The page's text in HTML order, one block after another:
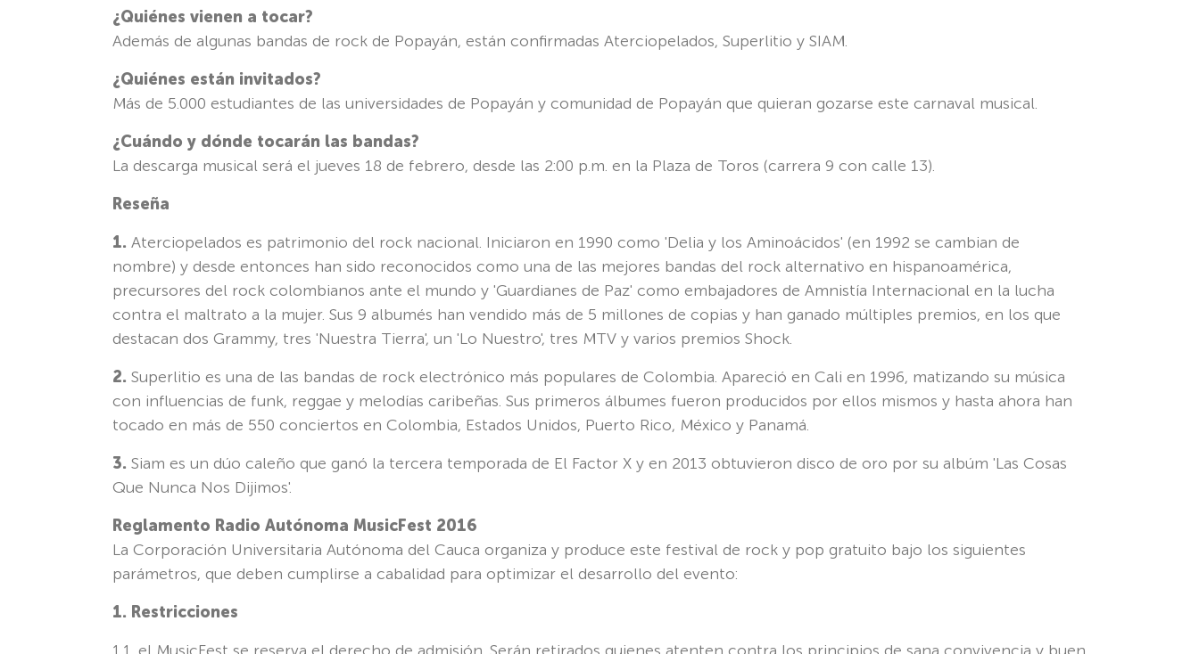
¿Quiénes vienen a tocar?
Además de algunas bandas de rock de Popayán, están confirmadas Aterciopelados, Superlitio y SIAM.
¿Quiénes están invitados?
Más de 5.000 estudiantes de las universidades de Popayán y comunidad de Popayán que quieran gozarse este carnaval musical.
¿Cuándo y dónde tocarán las bandas?
La descarga musical será el jueves 18 de febrero, desde las 2:00 p.m. en la Plaza de Toros (carrera 9 con calle 13).
Reseña
1. Aterciopelados es patrimonio del rock nacional. Iniciaron en 1990 como 'Delia y los Aminoácidos' (en 1992 se cambian de
nombre) y desde entonces han sido reconocidos como una de las mejores bandas del rock alternativo en hispanoamérica,
precursores del rock colombianos ante el mundo y 'Guardianes de Paz' como embajadores de Amnistía Internacional en la lucha
contra el maltrato a la mujer. Sus 9 albumés han vendido más de 5 millones de copias y han ganado múltiples premios, en los que
destacan dos Grammy, tres 'Nuestra Tierra', un 'Lo Nuestro', tres MTV y varios premios Shock.
2. Superlitio es una de las bandas de rock electrónico más populares de Colombia. Apareció en Cali en 1996, matizando su música
con influencias de funk, reggae y melodías caribeñas. Sus primeros álbumes fueron producidos por ellos mismos y hasta ahora han
tocado en más de 550 conciertos en Colombia, Estados Unidos, Puerto Rico, México y Panamá.
3. Siam es un dúo caleño que ganó la tercera temporada de El Factor X y en 2013 obtuvieron disco de oro por su albúm 'Las Cosas
Que Nunca Nos Dijimos'.
Reglamento Radio Autónoma MusicFest 2016
La Corporación Universitaria Autónoma del Cauca organiza y produce este festival de rock y pop gratuito bajo los siguientes
parámetros, que deben cumplirse a cabalidad para optimizar el desarrollo del evento:
1. Restricciones